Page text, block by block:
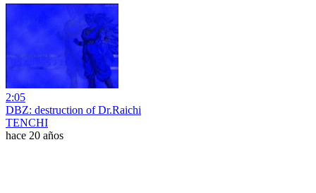
2:05
DBZ: destruction of Dr.Raichi
TENCHI
hace 20 años